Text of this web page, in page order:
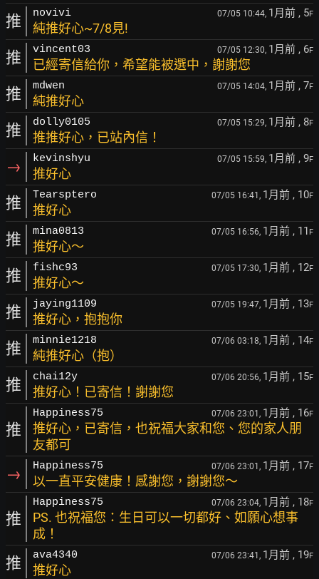
推 novivi 07/05 10:44, 1月前 , 5F
純推好心~7/8見!
推 vincent03 07/05 12:30, 1月前 , 6F
已經寄信給你，希望能被選中，謝謝您
推 mdwen 07/05 14:04, 1月前 , 7F
純推好心
推 dolly0105 07/05 15:29, 1月前 , 8F
推推好心，已站內信！
→ kevinshyu 07/05 15:59, 1月前 , 9F
推好心
推 Tearsptero 07/05 16:41, 1月前 , 10F
推好心
推 mina0813 07/05 16:56, 1月前 , 11 F
推好心～
推 fishc93 07/05 17:30, 1月前 , 12F
推好心～
推 jaying1109 07/05 19:47, 1月前 , 13F
推好心，抱抱你
推 minnie1218 07/06 03:18, 1月前 , 14F
純推好心（抱）
推 chai12y 07/06 20:56, 1月前 , 15F
推好心！已寄信！謝謝您
推
Happiness75 07/06 23:01, 1月前 , 16F
推好心，已寄信，也祝福大家和您、您的家人朋
友都可
→ Happiness75 07/06 23:01, 1月前 , 17F
以一直平安健康！感謝您，謝謝您～
推
Happiness75 07/06 23:04, 1月前 , 18F
PS. 也祝福您：生日可以一切都好、如願心想事
成！
推 ava4340 07/06 23:41, 1月前 , 19F
推好心